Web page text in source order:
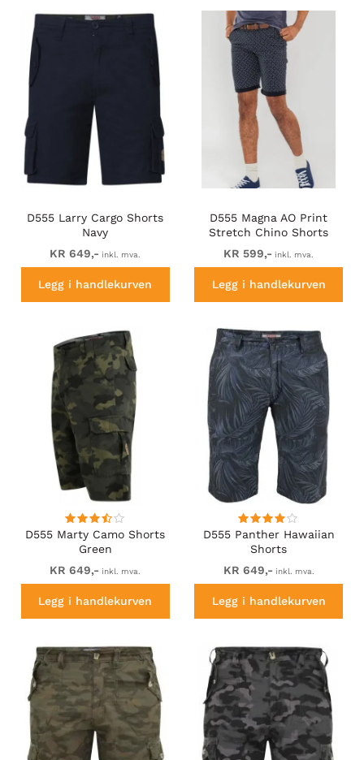
sortiment og finne dine nye shorts hos oss allerede i dag!
D555 Larry Cargo Shorts
Navy
KR 649,- inkl. mva.
Legg i handlekurven
D555 Magna AO Print
Stretch Chino Shorts
KR 599,- inkl. mva.
Legg i handlekurven
D555 Marty Camo Shorts
Green
KR 649,- inkl. mva.
Legg i handlekurven
D555 Panther Hawaiian
Shorts
KR 649,- inkl. mva.
Legg i handlekurven